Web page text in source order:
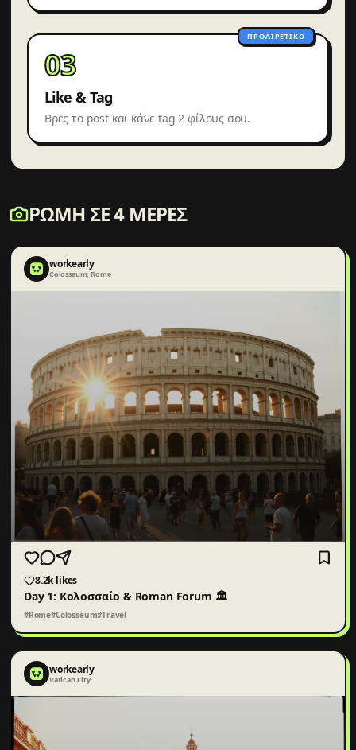
ΠΡΟΑΙΡΕΤΙΚΌ
03
Like & Tag
Βρες το post και κάνε tag 2 φίλους σου.
ΡΏΜΗ ΣΕ 4 ΜΈΡΕΣ
workearly
Colosseum, Rome
8.2klikes
Day 1: Κολοσσαίο & Roman Forum 🏛️
#Rome#Colosseum#Travel
workearly
Vatican City